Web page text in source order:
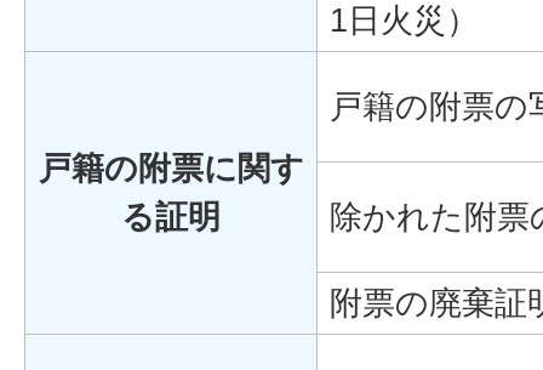
1日火災）
戸籍の附票に関す
る証明
戸籍の附票の
除かれた附票
附票の廃棄証